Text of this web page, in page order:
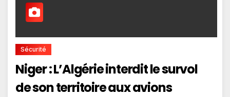
Sécurité
Niger : L’Algérie interdit le survol
de son territoire aux avions